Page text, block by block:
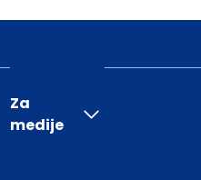
Za
medije